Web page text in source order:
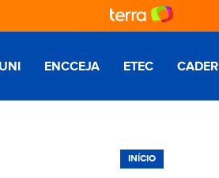
ENCCEJA ETEC
INÍCIO